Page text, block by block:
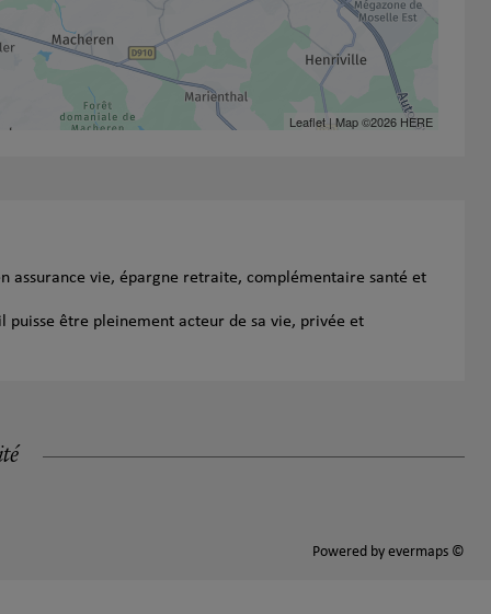
Leaflet| Map ©2026 HERE
assurance vie, épargne retraite, complémentaire santé et
être pleinement acteur de sa vie, privée et
Powered by evermaps ©